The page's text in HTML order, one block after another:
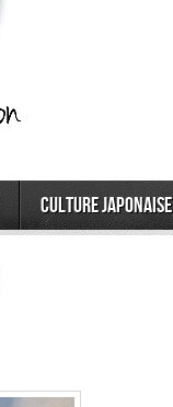
Culture japonaise